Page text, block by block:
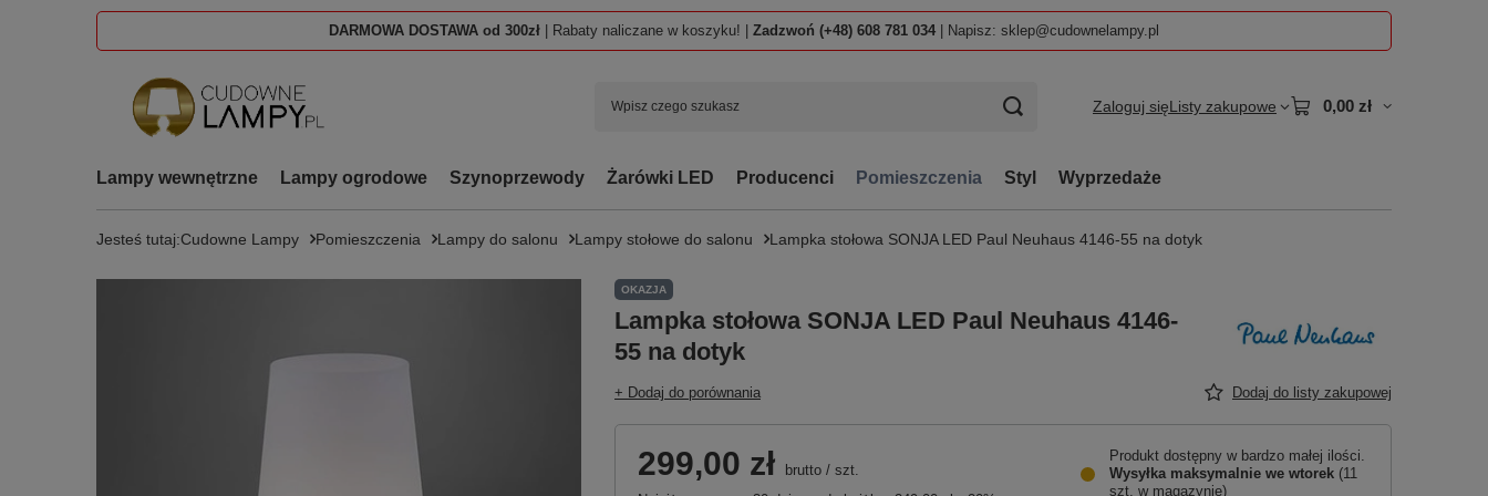
DARMOWA DOSTAWA od 300zł | Rabaty naliczane w koszyku! | Zadzwoń (+48) 608 781 034 | Napisz: sklep@cudownelampy.pl
Zaloguj sięListy zakupowe 0,00 zł
Lampy wewnętrzne Lampy ogrodowe Szynoprzewody Żarówki LED Producenci Pomieszczenia Styl Wyprzedaże
Jesteś tutaj:Cudowne Lampy Pomieszczenia Lampy do salonu Lampy stołowe do salonu Lampka stołowa SONJA LED Paul Neuhaus 4146-55 na dotyk
OKAZJA
Lampka stołowa SONJA LED Paul Neuhaus 4146-
55 na dotyk
+ Dodaj do porównania Dodaj do listy zakupowej
299,00 zł brutto / szt.
Produkt dostępny w bardzo małej ilości
Wysyłka maksymalnie we wtorek (11
szt. w magazynie)